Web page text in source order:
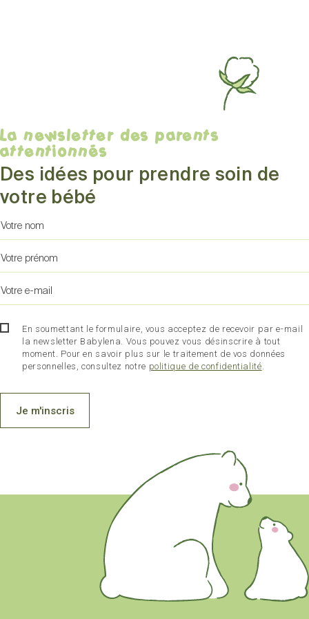
La newsletter des parents
attentionnés
Des idées pour prendre soin de
votre bébé
En soumettant le formulaire, vous acceptez de recevoir par e-mail
la newsletter Babylena. Vous pouvez vous désinscrire à tout
moment. Pour en savoir plus sur le traitement de vos données
personnelles, consultez notre politique de confidentialité
Je m'inscris